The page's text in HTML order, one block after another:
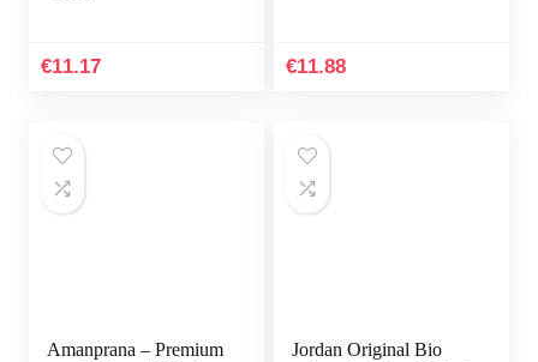
€11.17 €11.88
Amanprana – Premium
Jordan Original Bio